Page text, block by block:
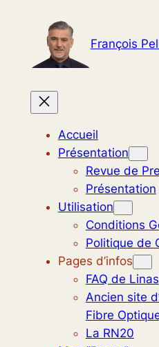
contenu
François
Accueil
Présentation
Revue de
Présentation
Utilisation
Conditions
Politique de
Pages d’infos
FAQ de Linas
Ancien site
Fibre
La RN20